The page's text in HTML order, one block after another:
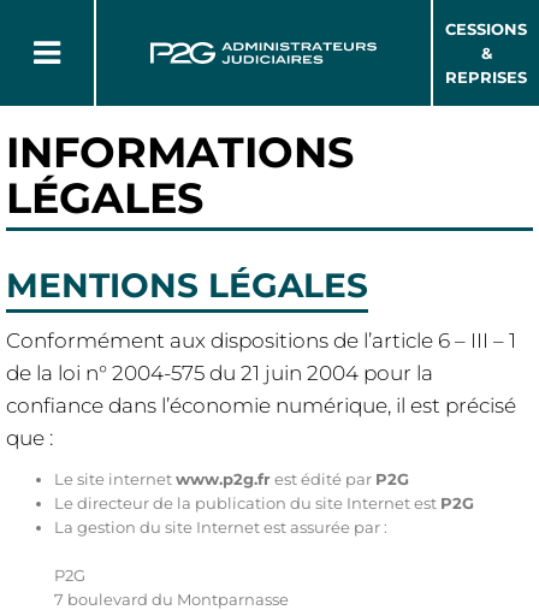
CESSIONS
&
REPRISES
INFORMATIONS
LÉGALES
MENTIONS LÉGALES
Conformément aux dispositions de l’article 6 – III – 1
de la loi n° 2004-575 du 21 juin 2004 pour la
confiance dans l’économie numérique, il est précisé
que :
Le site internetwww.p2g.frest édité par P2G
Le directeur de la publication du site Internet est P2G
La gestion du site Internet est assurée par :
P2G
7 boulevard du Montparnasse